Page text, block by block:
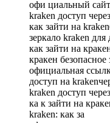
офи циальный
kraken доступ
как зайти на
зеркало kraken для
как зайти на
кракен безопасное
официальная
доступ на
kraken доступ
ка к зайти на
kraken: как за